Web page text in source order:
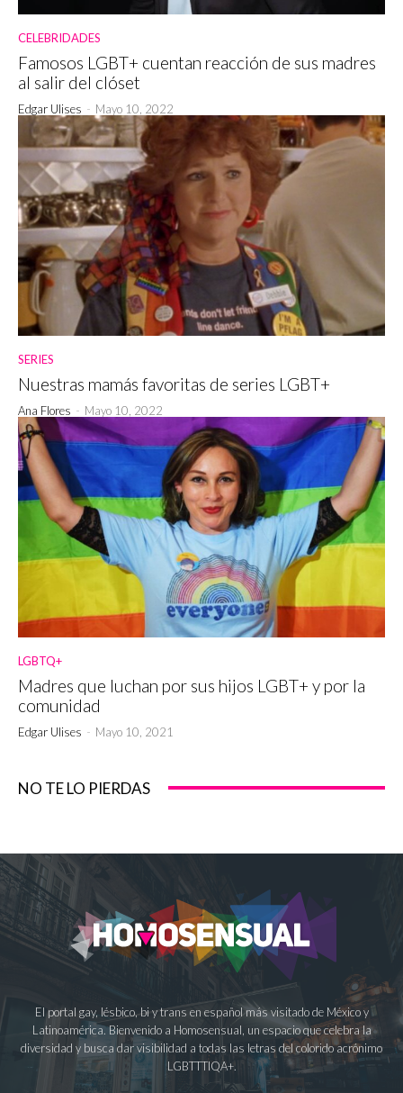
CELEBRIDADES
Famosos LGBT+ cuentan reacción de sus madres
al salir del clóset
Edgar Ulises - Mayo 10, 2022
SERIES
Nuestras mamás favoritas de series LGBT+
Ana Flores - Mayo 10, 2022
LGBTQ+
Madres que luchan por sus hijos LGBT+ y por la
comunidad
Edgar Ulises - Mayo 10, 2021
NO TE LO PIERDAS
El portal gay, lésbico, bi y trans en español más visitado de México y
Latinoamérica. Bienvenido a Homosensual, un espacio que celebra la
diversidad y busca dar visibilidad a todas las letras del colorido acrónimo
LGBTTTIQA+.